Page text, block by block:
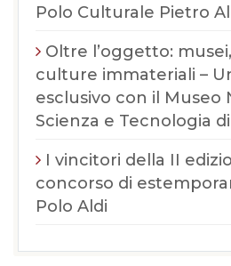
Polo Culturale Pietro
Oltre l’oggetto:
culture immateriali –
esclusivo con il Museo
Scienza e Tecnologia
I vincitori della II
concorso di
Polo Aldi